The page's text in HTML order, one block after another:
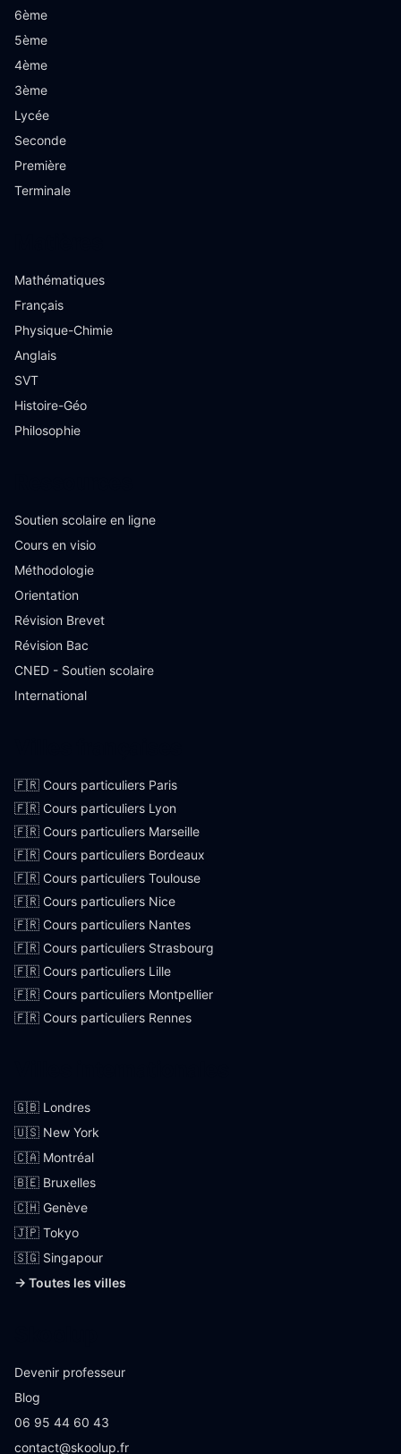
6ème
5ème
4ème
3ème
Lycée
Seconde
Première
Terminale
Mathématiques
Français
Physique-Chimie
Anglais
SVT
Histoire-Géo
Philosophie
Soutien scolaire en ligne
Cours en visio
Méthodologie
Orientation
Révision Brevet
Révision Bac
CNED - Soutien scolaire
International
🇫🇷 Cours particuliers Paris
🇫🇷 Cours particuliers Lyon
🇫🇷 Cours particuliers Marseille
🇫🇷 Cours particuliers Bordeaux
🇫🇷 Cours particuliers Toulouse
🇫🇷 Cours particuliers Nice
🇫🇷 Cours particuliers Nantes
🇫🇷 Cours particuliers Strasbourg
🇫🇷 Cours particuliers Lille
🇫🇷 Cours particuliers Montpellier
🇫🇷 Cours particuliers Rennes
🇬🇧 Londres
🇺🇸 New York
🇨🇦 Montréal
🇧🇪 Bruxelles
🇨🇭 Genève
🇯🇵 Tokyo
🇸🇬 Singapour
→ Toutes les villes
Devenir professeur
Blog
06 95 44 60 43
contact@skoolup.fr